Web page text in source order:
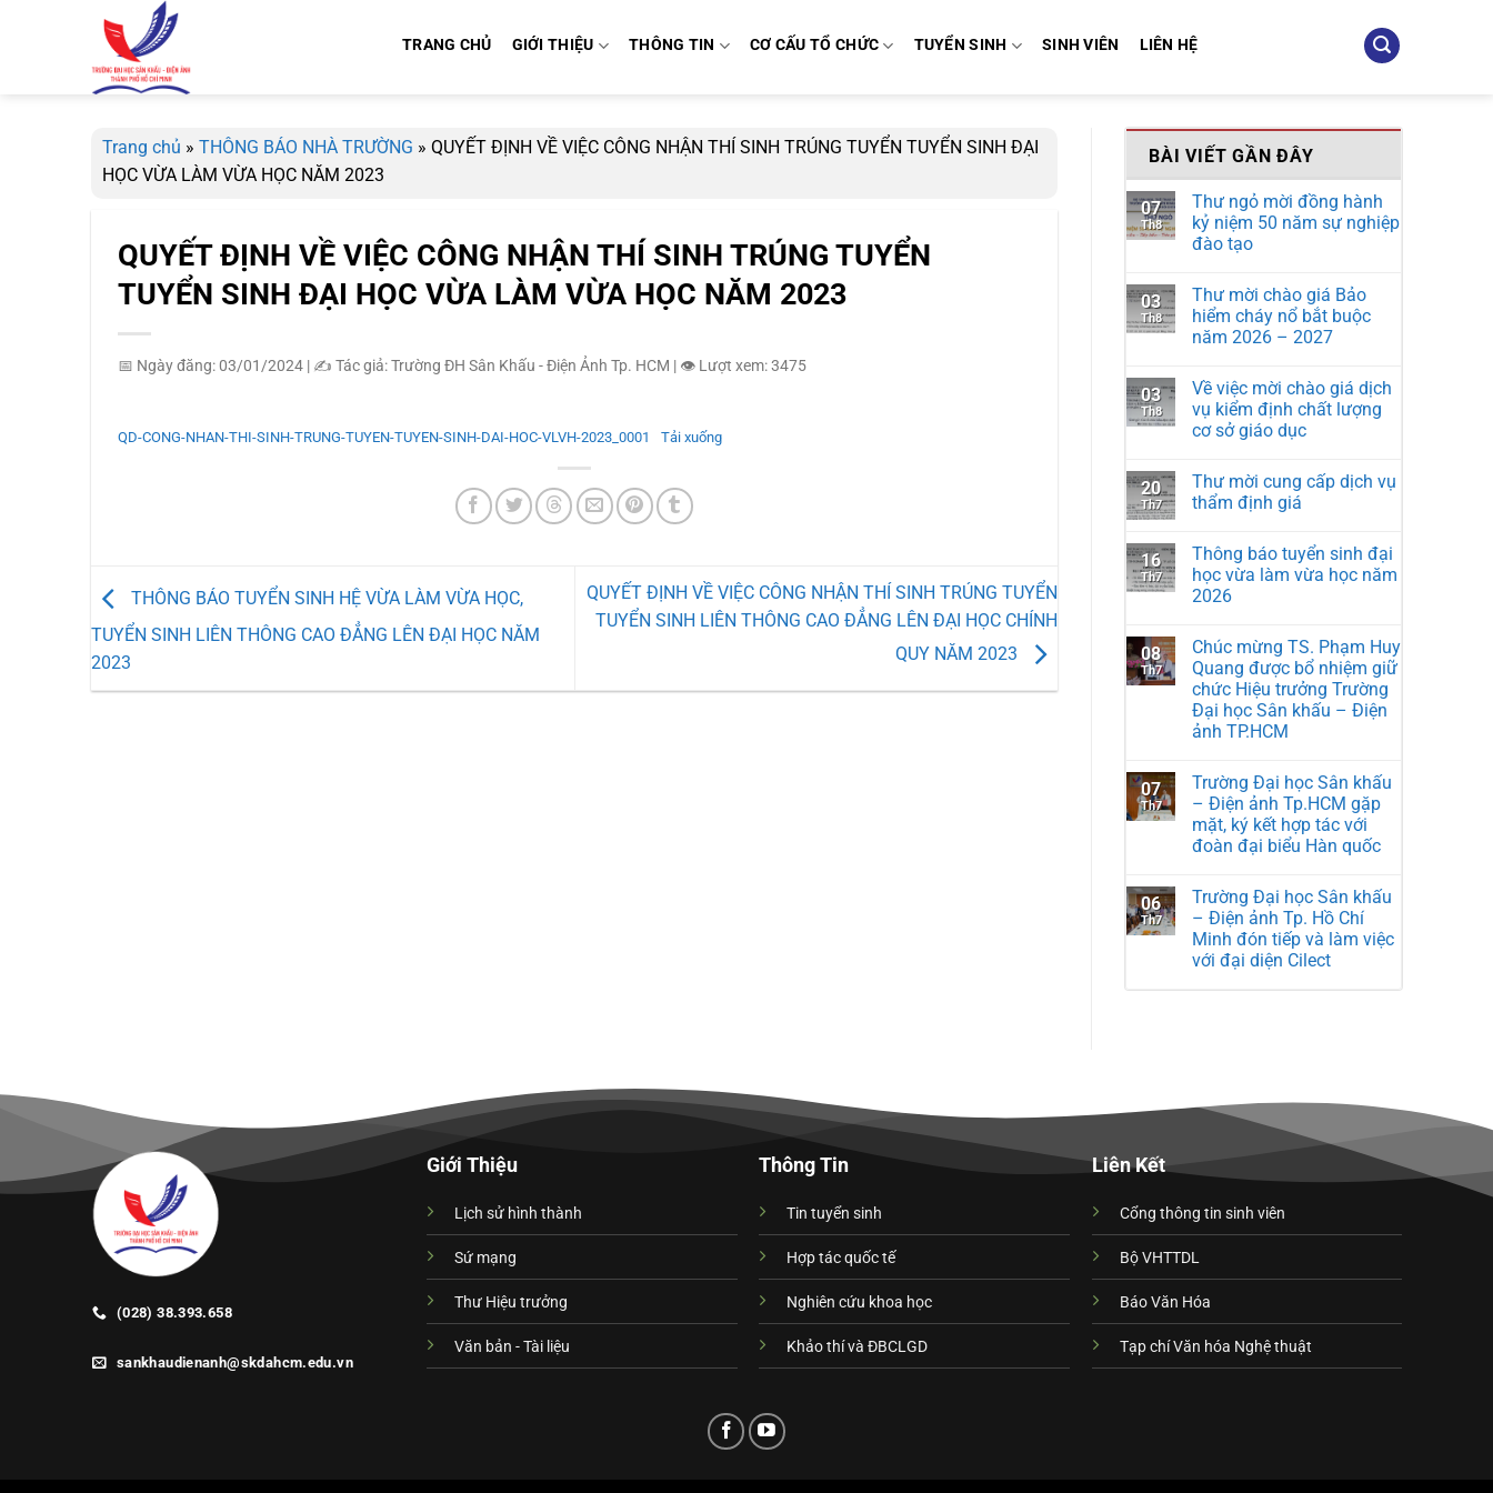
TRANG CHỦ GIỚI THIỆU THÔNG TIN CƠ CẤU TỔ CHỨC TUYỂN SINH SINH VIÊN LIÊN HỆ
Trang chủ » THÔNG BÁO NHÀ TRƯỜNG » QUYẾT ĐỊNH VỀ VIỆC CÔNG NHẬN THÍ SINH TRÚNG TUYỂN TUYỂN SINH ĐẠI
HỌC VỪA LÀM VỪA HỌC NĂM 2023
QUYẾT ĐỊNH VỀ VIỆC CÔNG NHẬN THÍ SINH TRÚNG TUYỂN
TUYỂN SINH ĐẠI HỌC VỪA LÀM VỪA HỌC NĂM 2023
📅 Ngày đăng: 03/01/2024 | ✍️ Tác giả: Trường ĐH Sân Khấu - Điện Ảnh Tp. HCM | 👁️ Lượt xem: 3475
QD-CONG-NHAN-THI-SINH-TRUNG-TUYEN-TUYEN-SINH-DAI-HOC-VLVH-2023_0001 Tải xuống
THÔNG BÁO TUYỂN SINH HỆ VỪA LÀM VỪA HỌC,
TUYỂN SINH LIÊN THÔNG CAO ĐẲNG LÊN ĐẠI HỌC NĂM
2023
QUYẾT ĐỊNH VỀ VIỆC CÔNG NHẬN THÍ SINH TRÚNG TUYỂN
TUYỂN SINH LIÊN THÔNG CAO ĐẲNG LÊN ĐẠI HỌC CHÍNH
QUY NĂM 2023
BÀI VIẾT GẦN ĐÂY
07
Th8
Thư ngỏ mời đồng hành
kỷ niệm 50 năm sự nghiệp
đào tạo
03
Th8
Thư mời chào giá Bảo
hiểm cháy nổ bắt buộc
năm 2026 – 2027
03
Th8
Về việc mời chào giá dịch
vụ kiểm định chất lượng
cơ sở giáo dục
20
Th7
Thư mời cung cấp dịch vụ
thẩm định giá
16
Th7
Thông báo tuyển sinh đại
học vừa làm vừa học năm
2026
08
Th7
Chúc mừng TS. Phạm Huy
Quang được bổ nhiệm giữ
chức Hiệu trưởng Trường
Đại học Sân khấu – Điện
ảnh TP.HCM
07
Th7
Trường Đại học Sân khấu
– Điện ảnh Tp.HCM gặp
mặt, ký kết hợp tác với
đoàn đại biểu Hàn quốc
06
Th7
Trường Đại học Sân khấu
– Điện ảnh Tp. Hồ Chí
Minh đón tiếp và làm việc
với đại diện Cilect
(028) 38.393.658
sankhaudienanh@skdahcm.edu.vn
Giới Thiệu
Lịch sử hình thành
Sứ mạng
Thư Hiệu trưởng
Văn bản - Tài liệu
Thông Tin
Tin tuyển sinh
Hợp tác quốc tế
Nghiên cứu khoa học
Khảo thí và ĐBCLGD
Liên Kết
Cổng thông tin sinh viên
Bộ VHTTDL
Báo Văn Hóa
Tạp chí Văn hóa Nghệ thuật